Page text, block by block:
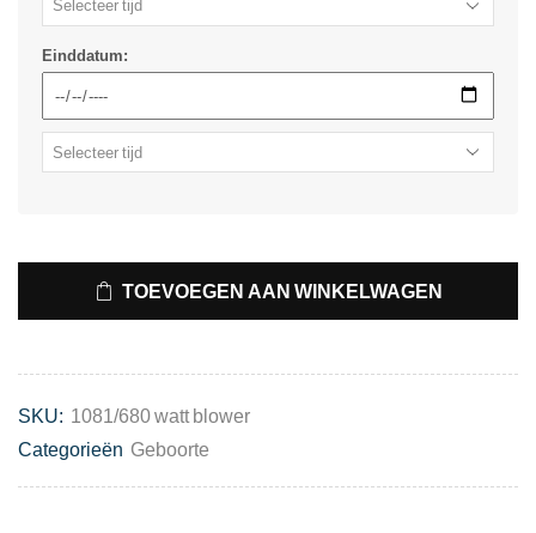
Einddatum:
TOEVOEGEN AAN WINKELWAGEN
SKU: 1081/680 watt blower
Categorieën Geboorte